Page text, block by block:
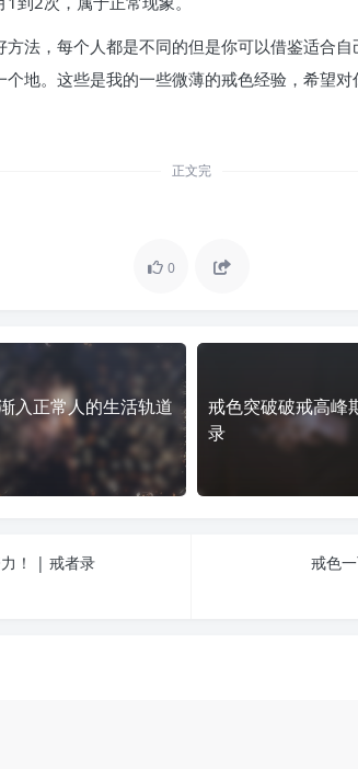
法，每个人都是不同的但是你可以借鉴适合
地。这些是我的一些微薄的戒色经验，希望
正文完
0
入正常人的生活轨道
戒色突破破戒高峰
录
！ | 戒者录
戒色